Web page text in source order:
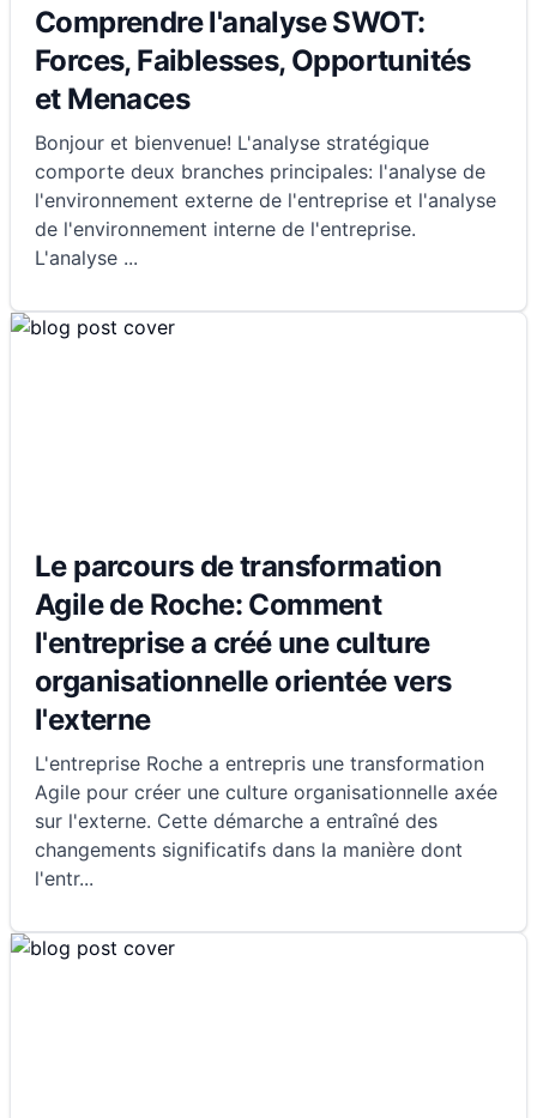
Comprendre l'analyse SWOT:
Forces, Faiblesses, Opportunités
et Menaces
Bonjour et bienvenue! L'analyse stratégique
comporte deux branches principales: l'analyse de
l'environnement externe de l'entreprise et l'analyse
de l'environnement interne de l'entreprise.
L'analyse ...
Le parcours de transformation
Agile de Roche: Comment
l'entreprise a créé une culture
organisationnelle orientée vers
l'externe
L'entreprise Roche a entrepris une transformation
Agile pour créer une culture organisationnelle axée
sur l'externe. Cette démarche a entraîné des
changements significatifs dans la manière dont
l'entr...